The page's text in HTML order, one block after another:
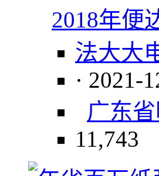
2018年便
法大大
· 2021-
广东省
11,743